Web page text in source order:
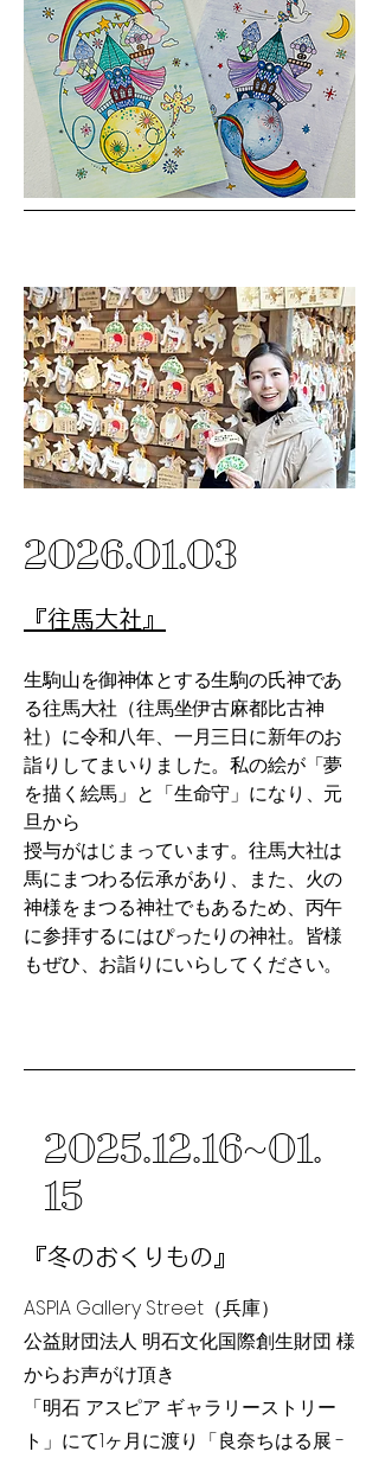
2026.01.03
​『往馬大社』​
生駒山を御神体とする生駒の氏神であ
る往馬大社（往馬坐伊古麻都比古神
社）に令和八年、一月三日に新年のお
詣りしてまいりました。私の絵が「夢
を描く絵馬」と「生命守」になり、元
旦から
授与がはじまっています。往馬大社は
馬にまつわる伝承があり、また、火の
神様をまつる神社でもあるため、丙午
に参拝するにはぴったりの神社。皆様
もぜひ、お詣りにいらしてください。
2025.12.16~01.
15
『冬のおくりもの』
ASPIA Gallery Street（兵庫）
​公益財団法人 明石文化国際創生財団 様
からお声がけ頂き
「明石 アスピア ギャラリーストリー
ト」にて1ヶ月に渡り「良奈ちはる展 -